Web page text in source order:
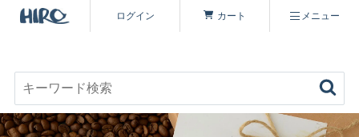
ログイン カート メニュー
キーワード検索